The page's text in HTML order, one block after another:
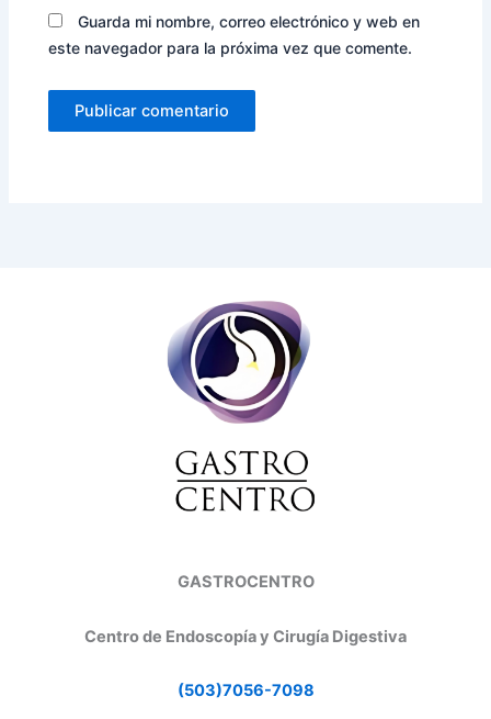
Guarda mi nombre, correo electrónico y web en
este navegador para la próxima vez que comente.
GASTROCENTRO
Centro de Endoscopía y Cirugía Digestiva
(503)7056-7098